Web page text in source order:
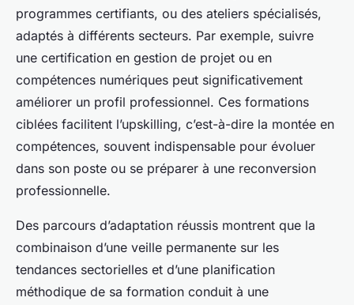
programmes certifiants, ou des ateliers spécialisés,
adaptés à différents secteurs. Par exemple, suivre
une certification en gestion de projet ou en
compétences numériques peut significativement
améliorer un profil professionnel. Ces formations
ciblées facilitent l’upskilling, c’est-à-dire la montée en
compétences, souvent indispensable pour évoluer
dans son poste ou se préparer à une reconversion
professionnelle.
Des parcours d’adaptation réussis montrent que la
combinaison d’une veille permanente sur les
tendances sectorielles et d’une planification
méthodique de sa formation conduit à une